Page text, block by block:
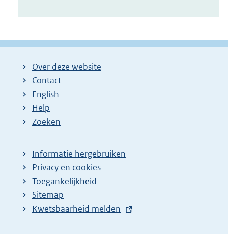
Over deze website
Contact
English
Help
Zoeken
Informatie hergebruiken
Privacy en cookies
Toegankelijkheid
Sitemap
E
Kwetsbaarheid melden